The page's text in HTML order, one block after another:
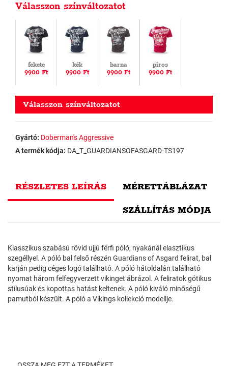
Válasszon színváltozatot
fekete
9900 Ft
kék
9900 Ft
barna
9900 Ft
piros
9900 Ft
Válasszon színváltozatot
Gyártó: Doberman's Aggressive
A termék kódja: DA_T_GUARDIANSOFASGARD-TS197
RÉSZLETES LEÍRÁS MÉRETTÁBLÁZAT
SZÁLLÍTÁS MÓDJA
Klasszikus szabású rövid ujjú férfi póló, nyakánál elasztikus
szegéllyel. A póló bal felső részén Guardians of Asgard felirat, bal
karján pedig céges logó található. A póló hátoldalán található
nyomat három felfegyverzett vikinget ábrázol. A feliratok gótikus
stílusúak és kopottas hatást keltenek. A póló kiváló minőségű
pamutból készült. A póló a Vikings kollekció modellje.